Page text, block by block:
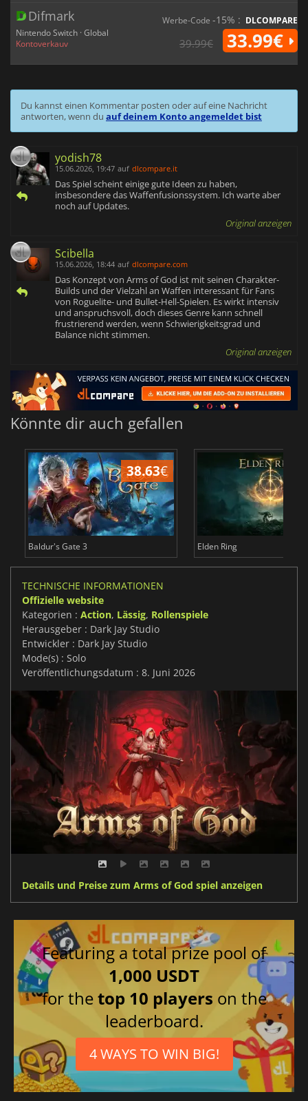
Difmark
Nintendo Switch · Global
Kontoverkauv
Werbe-Code -15% : DLCOMPARE
39.99€ 33.99€
Du kannst einen Kommentar posten oder auf eine Nachricht
antworten, wenn du auf deinem Konto angemeldet bist
yodish78
15.06.2026, 19:47 auf dlcompare.it
Das Spiel scheint einige gute Ideen zu haben,
insbesondere das Waffenfusionssystem. Ich warte aber
noch auf Updates.
Original anzeigen
Scibella
15.06.2026, 18:44 auf dlcompare.com
Das Konzept von Arms of God ist mit seinen Charakter-
Builds und der Vielzahl an Waffen interessant für Fans
von Roguelite- und Bullet-Hell-Spielen. Es wirkt intensiv
und anspruchsvoll, doch dieses Genre kann schnell
frustrierend werden, wenn Schwierigkeitsgrad und
Balance nicht stimmen.
Original anzeigen
Könnte dir auch gefallen
38.63€
Baldur's Gate 3 Elden Ring
TECHNISCHE INFORMATIONEN
Offizielle website
Kategorien : Action, Lässig, Rollenspiele
Herausgeber : Dark Jay Studio
Entwickler : Dark Jay Studio
Mode(s) : Solo
Veröffentlichungsdatum : 8. Juni 2026
Details und Preise zum Arms of God spiel anzeigen
Featuring a total prize pool of
1,000 USDT
for thetop 10 players on the
leaderboard.
4 WAYS TO WIN BIG!